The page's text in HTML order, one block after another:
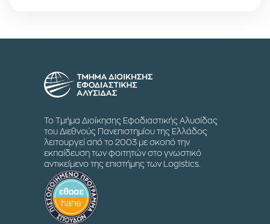
Το Τμήμα Διοίκησης Εφοδιαστικής Αλυσίδας
του Διεθνούς Πανεπιστημίου της Ελλάδος
λειτουργεί από το 2003 με σκοπό την
εκπαίδευση των φοιτητών στο γνωστικό
αντικείμενο της επιστήμης των Logistics.